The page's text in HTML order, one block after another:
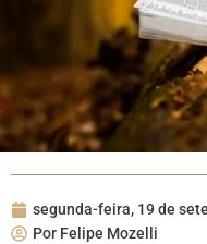
segunda-feira, 19 de
Por Felipe Mozelli